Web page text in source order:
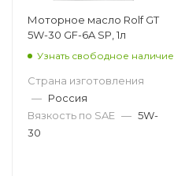
Моторное масло Rolf GT
5W-30 GF-6A SP, 1л
Узнать свободное наличие
Страна изготовления
— Россия
Вязкость по SAE — 5W-
30